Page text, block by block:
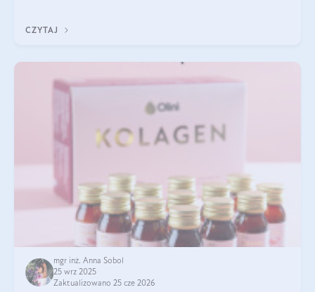
CZYTAJ
mgr inż. Anna Sobol
25 wrz 2025
Zaktualizowano 25 cze 2026